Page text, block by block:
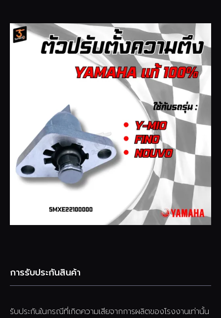
การรับประกันสินค้า
รับประกันในกรณีที่เกิดความเสียจากการผลิตของโรงงานเท่านั้น